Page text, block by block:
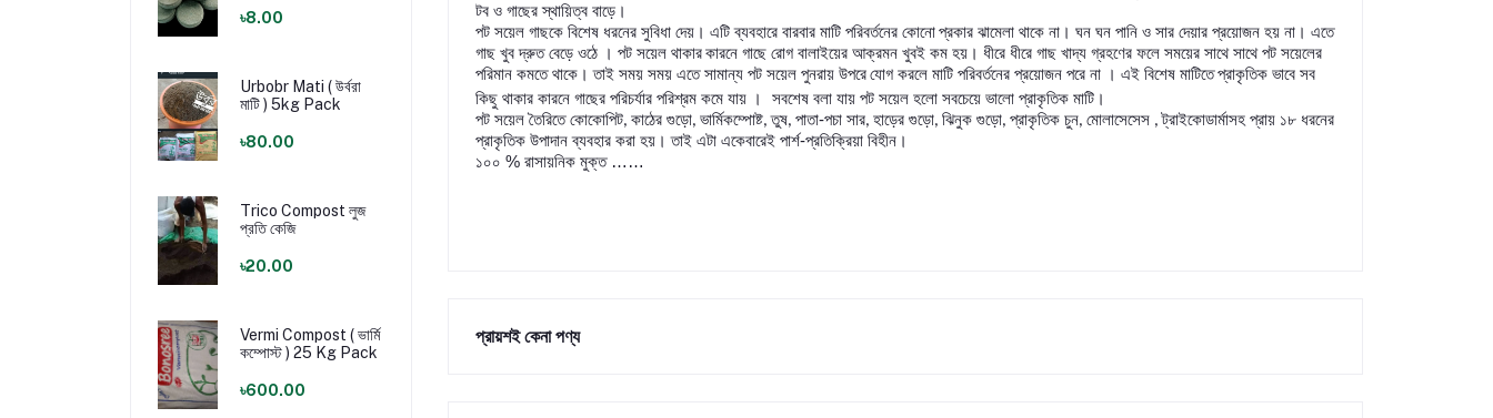
৳8.00
Urbobr Mati ( উর্বরা
মাটি ) 5kg Pack
৳80.00
Trico Compost লুজ
প্রতি কেজি
৳20.00
Vermi Compost ( ভার্মি
কম্পোস্ট ) 25 Kg Pack
৳600.00
টব ও গাছের স্থায়িত্ব বাড়ে।
পট সয়েল গাছকে বিশেষ ধরনের সুবিধা দেয়। এটি ব্যবহারে বারবার মাটি পরিবর্তনের কোনো প্রকার ঝামেলা থাকে না। ঘন ঘন পানি ও সার দেয়ার প্রয়োজন হয় না। এতে
গাছ খুব দ্রুত বেড়ে ওঠে । পট সয়েল থাকার কারনে গাছে রোগ বালাইয়ের আক্রমন খুবই কম হয়। ধীরে ধীরে গাছ খাদ্য গ্রহণের ফলে সময়ের সাথে সাথে পট সয়েলের
পরিমান কমতে থাকে। তাই সময় সময় এতে সামান্য পট সয়েল পুনরায় উপরে যোগ করলে মাটি পরিবর্তনের প্রয়োজন পরে না । এই বিশেষ মাটিতে প্রাকৃতিক ভাবে সব
কিছু থাকার কারনে গাছের পরিচর্যার পরিশ্রম কমে যায় ।
সবশেষ বলা যায় পট সয়েল হলো সবচেয়ে ভালো প্রাকৃতিক মাটি।
পট সয়েল তৈরিতে কোকোপিট, কাঠের গুড়ো, ভার্মিকম্পোষ্ট,তুষ, পাতা-পচা সার, হাড়ের গুড়ো, ঝিনুক গুড়ো, প্রাকৃতিক চুন, মোলাসেসেস ,ট্রাইকোডার্মাসহ প্রায় ১৮ ধরনের
প্রাকৃতিক উপাদান ব্যবহার করা হয়। তাই এটা একেবারেই পার্শ-প্রতিক্রিয়া বিহীন।
১০০ % রাসায়নিক মুক্ত ……
প্রায়শই কেনা পণ্য